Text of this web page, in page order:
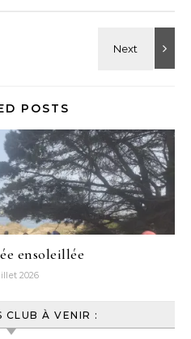
POSTS
ensoleillée
2026
CLUB À VENIR :